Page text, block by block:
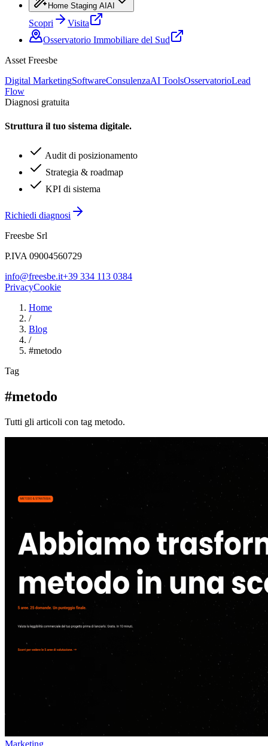
Home Staging AI AI
Scopri
Visita
Osservatorio Immobiliare del Sud
Asset Freesbe
Digital MarketingSoftwareConsulenzaAI ToolsOsservatorioLead
Flow
Diagnosi gratuita
Struttura il tuo sistema digitale.
Audit di posizionamento
Strategia & roadmap
KPI di sistema
Richiedi diagnosi
Freesbe Srl
P.IVA 09004560729
info@freesbe.it+39 334 113 0384
PrivacyCookie
Home
/
Blog
/
#metodo
Tag
#metodo
Tutti gli articoli con tag metodo.
Marketing